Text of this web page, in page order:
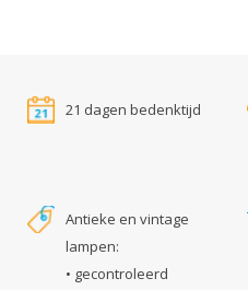
21 dagen bedenktijd
Antieke en vintage
lampen:
• gecontroleerd